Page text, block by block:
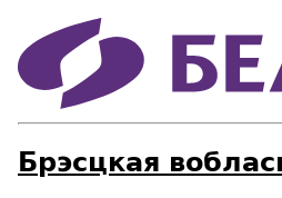
Брэсцкая